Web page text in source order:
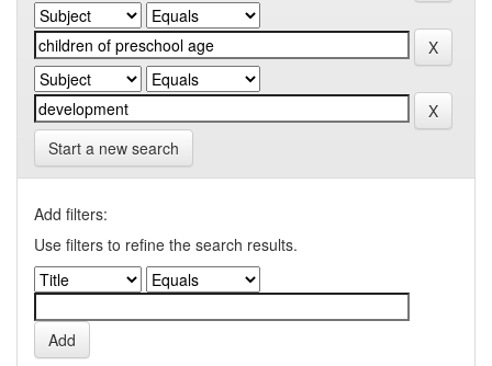
Start a new search
Add filters:
Use filters to refine the search results.